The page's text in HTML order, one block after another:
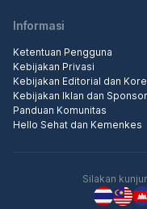
Informasi
Ketentuan Pengguna
Kebijakan Privasi
Kebijakan Editorial dan
Kebijakan Iklan dan Sponsor
Panduan Komunitas
Hello Sehat dan Kemenkes
Silakan